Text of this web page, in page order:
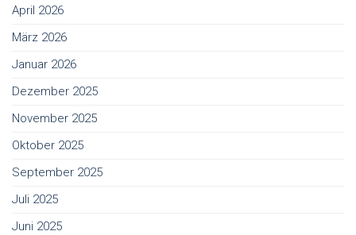
April 2026
März 2026
Januar 2026
Dezember 2025
November 2025
Oktober 2025
September 2025
Juli 2025
Juni 2025